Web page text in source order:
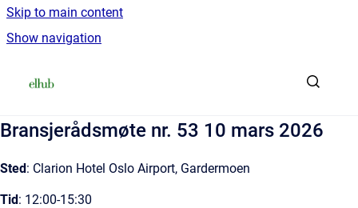
Skip to main content
Show navigation
Bransjerådsmøte nr. 53 10 mars 2026
Sted: Clarion Hotel Oslo Airport, Gardermoen
Tid: 12:00-15:30